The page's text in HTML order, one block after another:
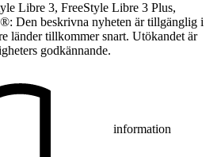
Libre 3, FreeStyle Libre 3 Plus,
Den beskrivna nyheten är tillgänglig i
länder tillkommer snart. Utökandet är
godkännande.
information